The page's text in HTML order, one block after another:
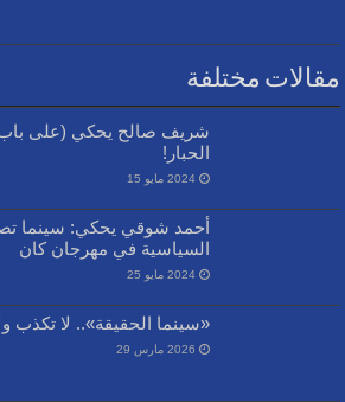
مقالات مختلفة
شريف صالح يحكي (على باب
الحبار!
2024 مايو 15
أحمد شوقي يحكي: سينما
السياسية في مهرجان كان
2024 مايو 25
«سينما الحقيقة».. لا تكذب
2026 مارس 29